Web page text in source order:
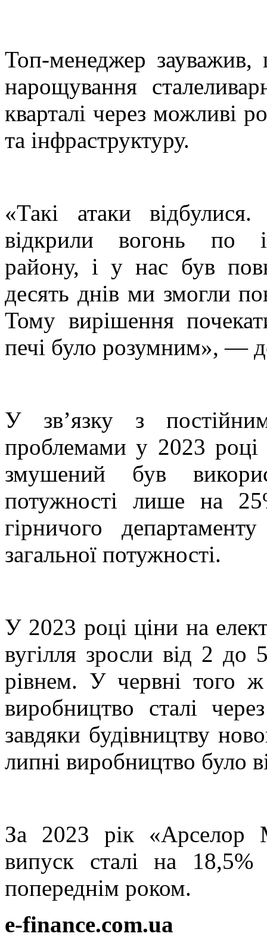
Топ-менеджер зауважив,
нарощування
кварталі через можливі
та інфраструктуру.
«Такі атаки
відкрили вогонь по
району, і у нас був
десять днів ми змогли
Тому вирішення
печі було розумним», —
У зв’язку з
проблемами у 2023
змушений був
потужності лише на
гірничого
загальної потужності.
У 2023 році ціни на
вугілля зросли від 2 до
рівнем. У червні того
виробництво сталі
завдяки будівництву
липні виробництво було
За 2023 рік «Арселор
випуск сталі на
попереднім роком.
e-finance.com.ua